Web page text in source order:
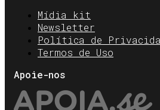
Mídia kit
Newsletter
Política de
Termos de Uso
Apoie-nos